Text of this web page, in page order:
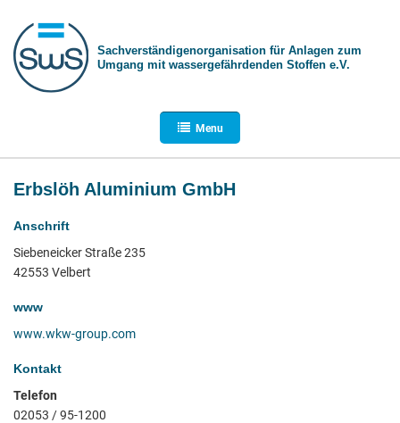
Sachverständigen­organisation für Anlagen zum
Umgang mit wasser­gefährdenden Stoffen e.V.
Menu
Erbslöh Aluminium GmbH
Anschrift
Siebeneicker Straße 235
42553 Velbert
www
www.wkw-group.com
Kontakt
Telefon
02053 / 95-1200